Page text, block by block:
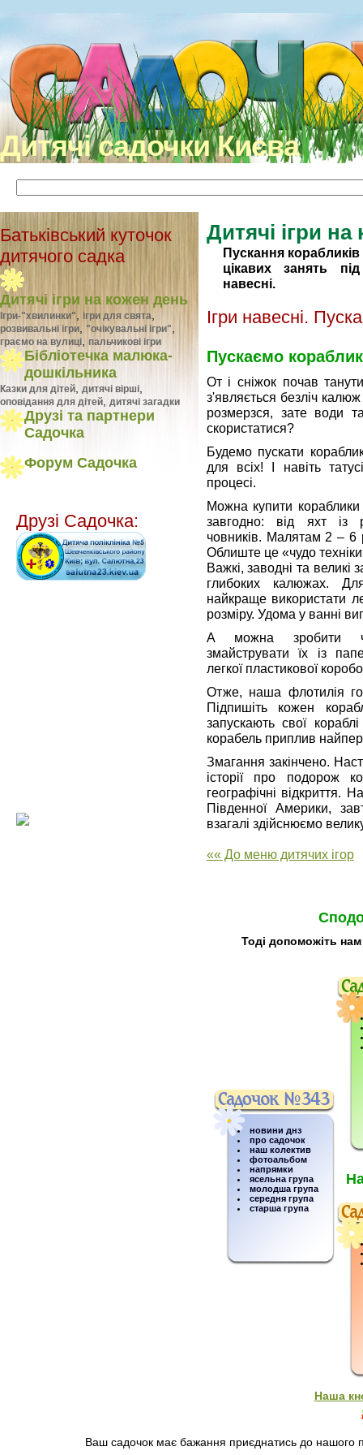
Дитячі садочки Києва
Батьківський куточок
дитячого садка
Дитячі ігри на кожен день
Ігри-"хвилинки" ігри для свята
розвивальні ігри "очікувальні ігри"
граємо на вулиці пальчикові ігри
Бібліотечка малюка-
дошкільника
Казки для дітей дитячі вірші
оповідання для дітей дитячі загадки
Друзі та партнери
Садочка
Форум Садочка
Друзі Садочка:
Дитячі ігри
Пускання
цікавих занять
навесні.
Ігри навесні.
Пускаємо
От і сніжок почав
з'являється безліч
розмерзся, зате води
скористатися?
Будемо пускати
для всіх! І навіть
процесі.
Можна купити
завгодно: від яхт із
човників. Малятам 2 – 6
Облиште це «чудо
Важкі, заводні та великі
глибоких калюжах.
найкраще використати
розміру. Удома у ванні
А можна зробити
змайструвати їх із
легкої пластикової
Отже, наша флотилія
Підпишіть кожен
запускають свої
корабель приплив
Змагання закінчено.
історії про подорож
географічні відкриття.
Південної Америки,
взагалі здійснюємо
«« До меню дитячих ігор
Тоді допоможіть
новини днз
про садочок
наш колектив
фотоальбом
напрямки
ясельна група
молодша група
середня група
старша група
Наша
Ваш садочок має бажання приєднатись до нашого